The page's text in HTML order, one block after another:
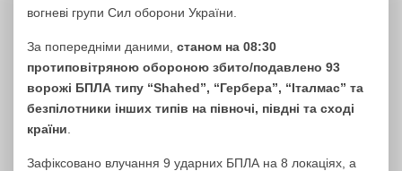
вогневі групи Сил оборони України.
За попередніми даними, станом на 08:30
протиповітряною обороною збито/подавлено 93
ворожі БПЛА типу “Shahed”, “Гербера”, “Італмас” та
безпілотники інших типів на півночі, півдні та сході
країни
Зафіксовано влучання 9 ударних БПЛА на 8 локаціях, а